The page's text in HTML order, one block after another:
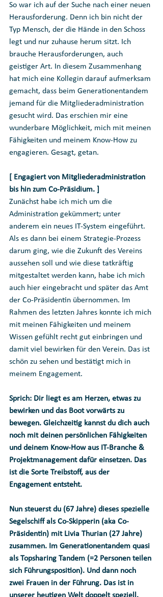
So war ich auf der Suche nach einer neuen
Herausforderung. Denn ich bin nicht der
Typ Mensch, der die Hände in den Schoss
legt und nur zuhause herum sitzt. Ich
brauche Herausforderungen, auch
geistiger Art. In diesem Zusammenhang
hat mich eine Kollegin darauf aufmerksam
gemacht, dass beim Generationentandem
jemand für die Mitgliederadministration
gesucht wird. Das erschien mir eine
wunderbare Möglichkeit, mich mit meinen
Fähigkeiten und meinem Know-How zu
engagieren. Gesagt, getan.
[ Engagiert von Mitgliederadministration
bis hin zum Co-Präsidium. ]
Zunächst habe ich mich um die
Administration gekümmert; unter
anderem ein neues IT-System eingeführt.
Als es dann bei einem Strategie-Prozess
darum ging, wie die Zukunft des Vereins
aussehen soll und wie diese tatkräftig
mitgestaltet werden kann, habe ich mich
auch hier eingebracht und später das Amt
der Co-Präsidentin übernommen. Im
Rahmen des letzten Jahres konnte ich mich
mit meinen Fähigkeiten und meinem
Wissen gefühlt recht gut einbringen und
damit viel bewirken für den Verein. Das ist
schön zu sehen und bestätigt mich in
meinem Engagement.
Sprich: Dir liegt es am Herzen, etwas zu
bewirken und das Boot vorwärts zu
bewegen. Gleichzeitig kannst du dich auch
noch mit deinen persönlichen Fähigkeiten
und deinem Know-How aus IT-Branche &
Projektmanagement dafür einsetzen. Das
ist die Sorte Treibstoff, aus der
Engagement entsteht.
Nun steuerst du (67 Jahre) dieses spezielle
Segelschiff als Co-Skipperin (aka Co-
Präsidentin) mit Livia Thurian (27 Jahre)
zusammen. Im Generationentandem quasi
als Topsharing Tandem (=2 Personen teilen
sich Führungsposition). Und dann noch
zwei Frauen in der Führung. Das ist in
unserer heutigen Welt doppelt speziell.